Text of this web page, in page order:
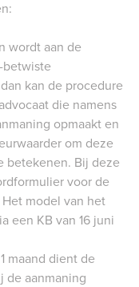
wordt aan de
kan de procedure
die namens
opmaakt en
om deze
betekenen. Bij deze
voor de
model van het
een KB van 16 juni
maand dient de
de aanmaning